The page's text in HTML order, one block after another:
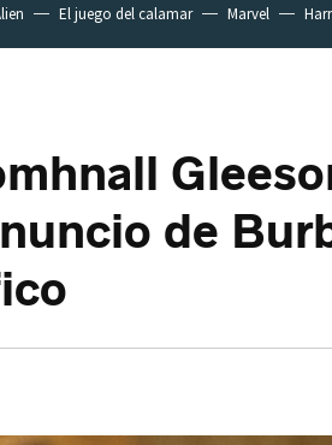
El juego del calamar Marvel
de